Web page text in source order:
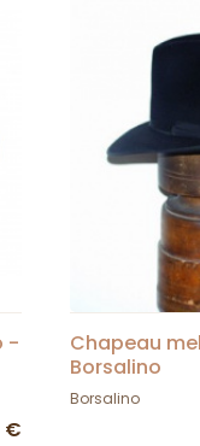
-
€
Chapeau
Borsalino
Borsalino